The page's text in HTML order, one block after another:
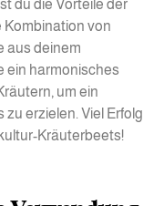
du die Vorteile der
Kombination von
aus deinem
ein harmonisches
um ein
erzielen. Viel Erfolg
Kräuterbeets!